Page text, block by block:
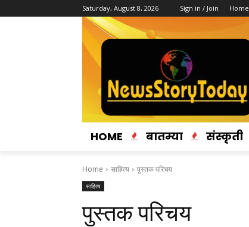
Saturday, August 8, 2026 Sign in / Join Home
HOME बातम्या संस्कृती
Home साहित्य पुस्तक परिचय
साहित्य
पुस्तक परिचय